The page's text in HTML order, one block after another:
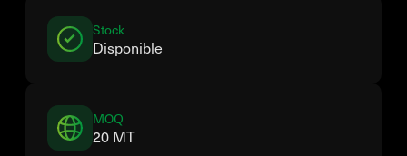
Stock
Disponible
MOQ
20 MT